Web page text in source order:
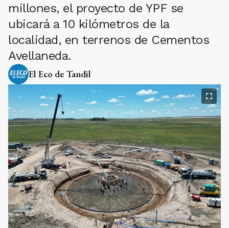
millones, el proyecto de YPF se
ubicará a 10 kilómetros de la
localidad, en terrenos de Cementos
Avellaneda.
El Eco de Tandil